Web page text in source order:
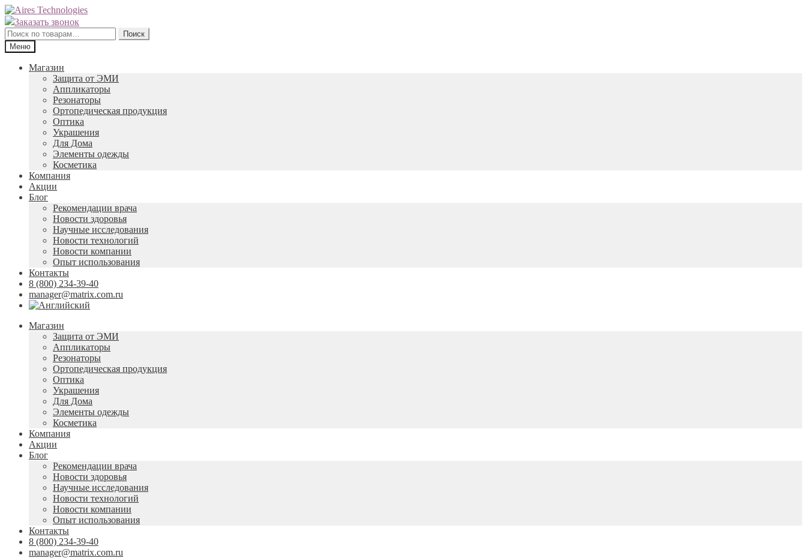
Перейти
к
навигации
Перейти
к
содержимому
Заказать звонок
Искать:
Поиск
Меню
Магазин
Защита от ЭМИ
Аппликаторы
Резонаторы
Ортопедическая продукция
Оптика
Украшения
Для Дома
Элементы одежды
Косметика
Компания
Акции
Блог
Рекомендации врача
Новости здоровья
Научные исследования
Новости технологий
Новости компании
Опыт использования
Контакты
8 (800) 234-39-40
manager@matrix.com.ru
Магазин
Защита от ЭМИ
Аппликаторы
Резонаторы
Ортопедическая продукция
Оптика
Украшения
Для Дома
Элементы одежды
Косметика
Компания
Акции
Блог
Рекомендации врача
Новости здоровья
Научные исследования
Новости технологий
Новости компании
Опыт использования
Контакты
8 (800) 234-39-40
manager@matrix.com.ru